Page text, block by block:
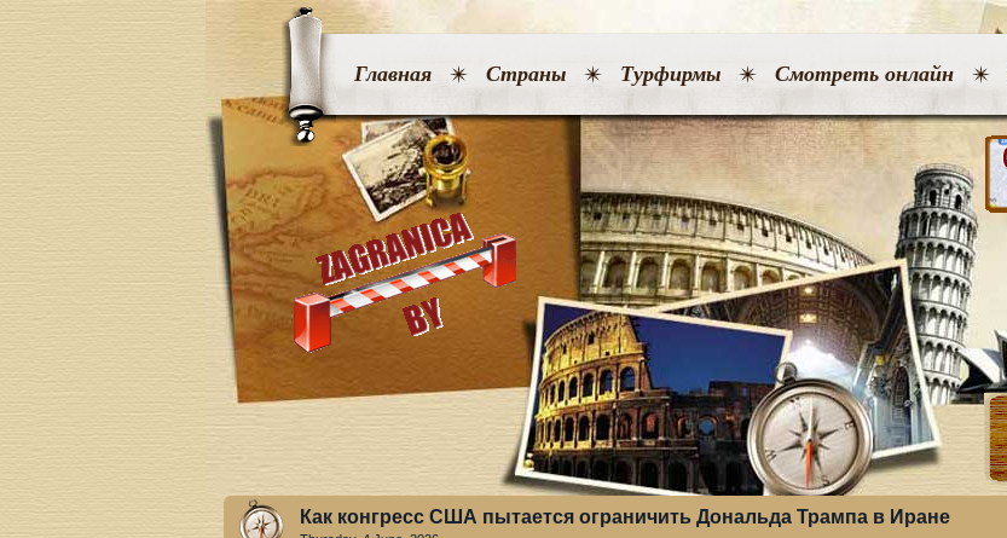
Главная Страны Турфирмы Смотреть онлайн
Как конгресс США пытается ограничить Дональда Трампа в Иране